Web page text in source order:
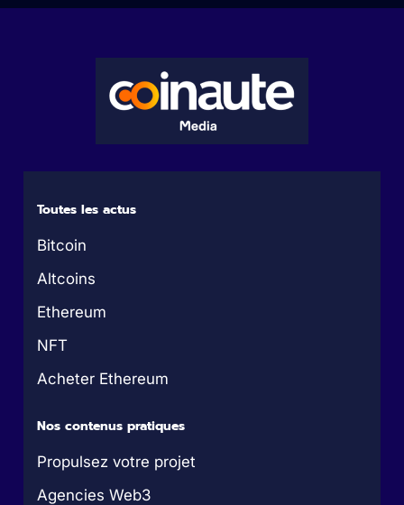
Toutes les actus
Bitcoin
Altcoins
Ethereum
NFT
Acheter Ethereum
Nos contenus pratiques
Propulsez votre projet
Agencies Web3